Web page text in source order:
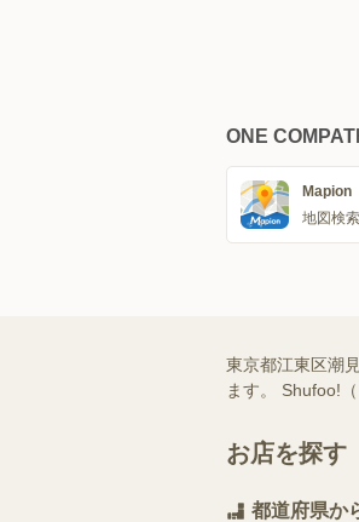
ONE
Mapion
地図検
東京都江東区潮
ます。 Shufoo!
お店を探す
都道府県か